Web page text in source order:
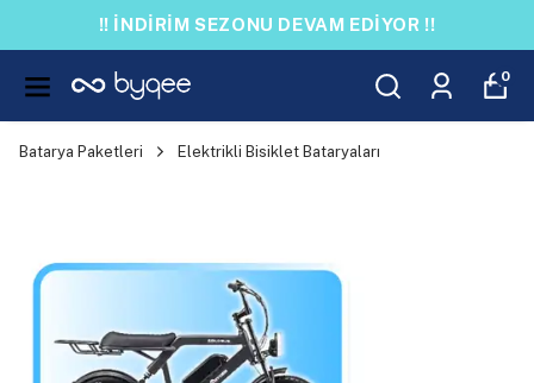
!! İNDİRİM SEZONU DEVAM EDİYOR !!
0
Batarya Paketleri Elektrikli Bisiklet Bataryaları